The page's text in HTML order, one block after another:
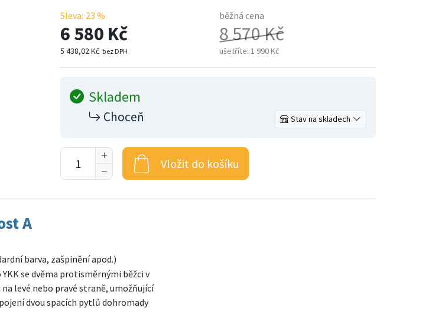
Sleva: 23 %
6 580 Kč
5 438,02 Kč bez DPH
běžná cena
8 570 Kč
ušetříte: 1 990 Kč
Skladem
Choceň Stav na skladech
Vložit do košíku
A
barva, zašpinění apod.)
se dvěma protisměrnými běžci v
na levé nebo pravé straně, umožňující
dvou spacích pytlů dohromady